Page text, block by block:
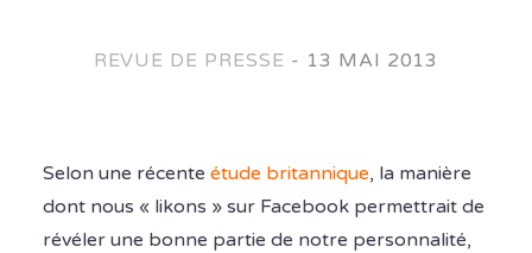
REVUE DE PRESSE - 13 MAI 2013
Selon une récente étude britannique, la manière
dont nous « likons » sur Facebook permettrait de
révéler une bonne partie de notre personnalité,